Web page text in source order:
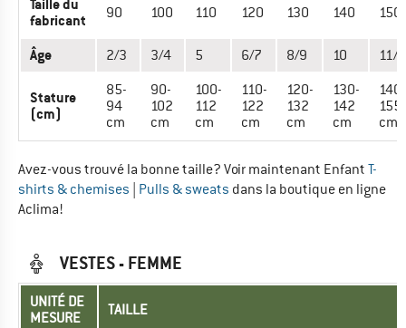
Taille du
fabricant
90 100 110 120 130 140 150
Âge 2/3 3/4 5 6/7 8/9 10 11/
Stature
(cm)
85-
94
cm
90-
102
cm
100-
112
cm
110-
122
cm
120-
132
cm
130-
142
cm
140-
155
cm
Avez-vous trouvé la bonne taille? Voir maintenant Enfant T-
shirts & chemises Pulls & sweats dans la boutique en ligne
Aclima!
VESTES - FEMME
UNITÉ DE
MESURE
TAILLE